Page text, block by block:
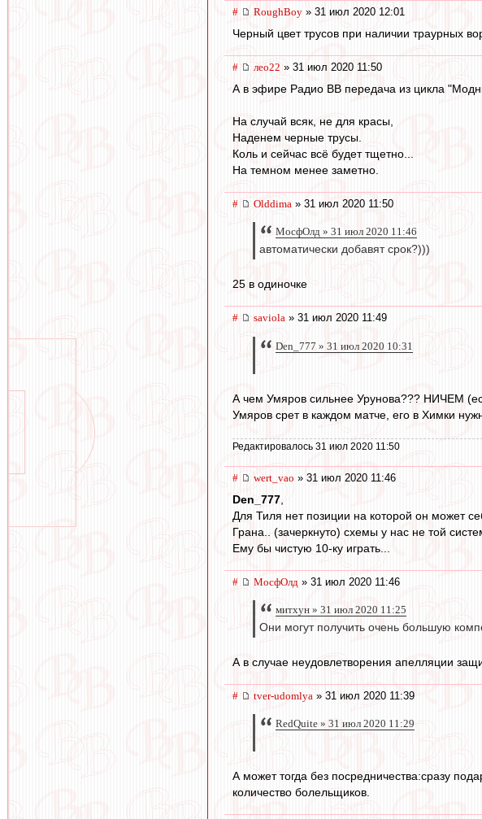
# RoughBoy » 31 июл 2020 12:01
Черный цвет трусов при наличии траурных
# лео22 » 31 июл 2020 11:50
А в эфире Радио ВВ передача из цикла
На случай всяк, не для красы,
Наденем черные трусы.
Коль и сейчас всё будет тщетно...
На темном менее заметно.
# Olddima » 31 июл 2020 11:50
МосфОлд » 31 июл 2020 11:46
автоматически добавят срок?)))
25 в одиночке
# saviola » 31 июл 2020 11:49
Den_777 » 31 июл 2020 10:31
А чем Умяров сильнее Урунова??? НИЧЕМ
Умяров срет в каждом матче, его в Химки
Редактировалось 31 июл 2020 11:50
# wert_vao » 31 июл 2020 11:46
Den_777
Для Тиля нет позиции на которой он может
Грана.. (зачеркнуто) схемы у нас не той
Ему бы чистую 10-ку играть...
# МосфОлд » 31 июл 2020 11:46
митхун » 31 июл 2020 11:25
Они могут получить очень большую
А в случае неудовлетворения апелляции
# tver-udomlya » 31 июл 2020 11:39
RedQuite » 31 июл 2020 11:29
А может тогда без посредничества:сразу
количество болельщиков.